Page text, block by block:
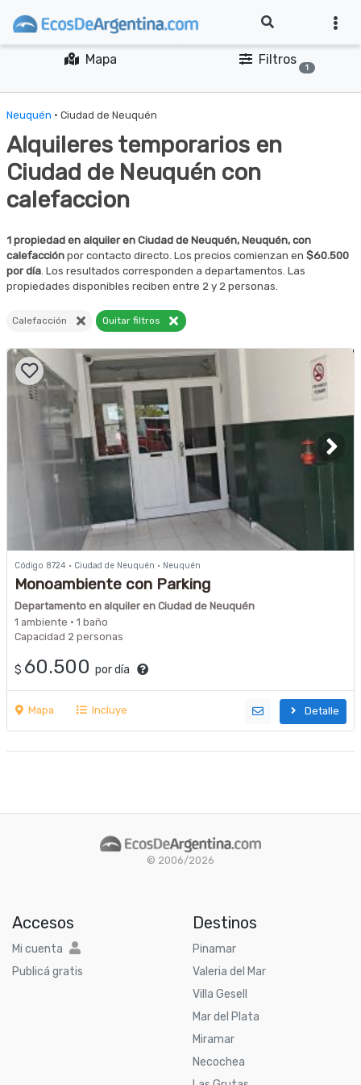
Mapa Filtros
1
Neuquén · Ciudad de Neuquén
Alquileres temporarios en
Ciudad de Neuquén con
calefaccion
1 propiedad en alquiler en Ciudad de Neuquén, Neuquén, con
calefacción por contacto directo. Los precios comienzan en $60.500
por día. Los resultados corresponden a departamentos. Las
propiedades disponibles reciben entre 2 y 2 personas.
Calefacción Quitar filtros
Código 8724 · Ciudad de Neuquén · Neuquén
Monoambiente con Parking
Departamento en alquiler en Ciudad de Neuquén
1 ambiente · 1 baño
Capacidad 2 personas
$ 60.500 por día
Mapa Incluye Detalle
© 2006/2026
Accesos
Mi cuenta
Publicá gratis
Destinos
Pinamar
Valeria del Mar
Villa Gesell
Mar del Plata
Miramar
Necochea